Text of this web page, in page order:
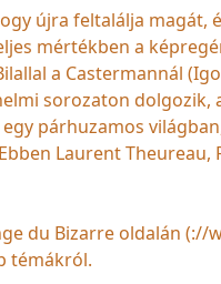
újra feltalálja magát,
mértékben a
a Castermannál
sorozaton dolgozik,
párhuzamos
Laurent
du Bizarre oldalán
témákról.